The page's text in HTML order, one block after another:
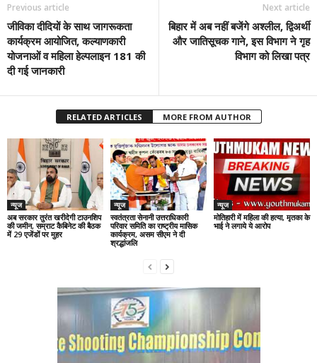
Previous article
जीविका दीदियों के साथ जागरूकता
कार्यक्रम आयोजित, कल्याणकारी
योजनाओं व महिला हेल्पलाइन 181 की
दी गई जानकारी
Next article
बिहार में अब नहीं बजेंगे अश्लील, द्विअर्थी
और जातिसूचक गाने, इस विभाग ने गृह
विभाग को लिखा पत्र
RELATED ARTICLES MORE FROM AUTHOR
न्यूज
अब सरकार तुरंत खरीदेगी टाउनशिप
की जमीन, सम्राट कैबिनेट की बैठक
में 29 एजेंडों पर मुहर
न्यूज
स्वतंत्रता सेनानी उत्तराधिकारी
परिवार समिति का राष्ट्रीय मासिक
कार्यक्रम, असम सीएम ने दी
श्रद्धांजलि
न्यूज
मोतिहारी में महिला की हत्या, मृतका के
भाई ने लगाये ये आरोप